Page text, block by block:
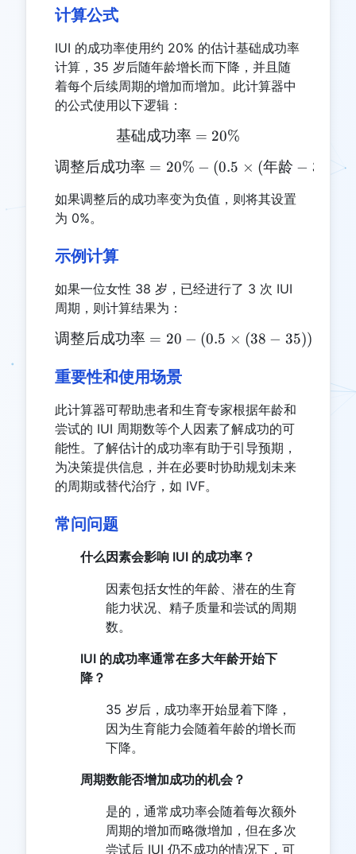
计算公式
IUI 的成功率使用约 20% 的估计基础成功率
计算，35 岁后随年龄增长而下降，并且随
着每个后续周期的增加而增加。此计算器中
的公式使用以下逻辑：
\text{基础成功率} =
基础成功率 = 20%
\text{调整后成功率} =
调整后成功率 = 20% − (0.5 × (年龄 − 35 +
如果调整后的成功率变为负值，则将其设置
为 0%。
示例计算
如果一位女性 38 岁，已经进行了 3 次 IUI
周期，则计算结果为：
\text{调整后成功率} = 20
调整后成功率 = 20 − (0.5 × (38 − 35))
重要性和使用场景
此计算器可帮助患者和生育专家根据年龄和
尝试的 IUI 周期数等个人因素了解成功的可
能性。了解估计的成功率有助于引导预期，
为决策提供信息，并在必要时协助规划未来
的周期或替代治疗，如 IVF。
常问问题
什么因素会影响 IUI 的成功率？
因素包括女性的年龄、潜在的生育
能力状况、精子质量和尝试的周期
数。
IUI 的成功率通常在多大年龄开始下
降？
35 岁后，成功率开始显着下降，
因为生育能力会随着年龄的增长而
下降。
周期数能否增加成功的机会？
是的，通常成功率会随着每次额外
周期的增加而略微增加，但在多次
尝试后 IUI 仍不成功的情况下，可